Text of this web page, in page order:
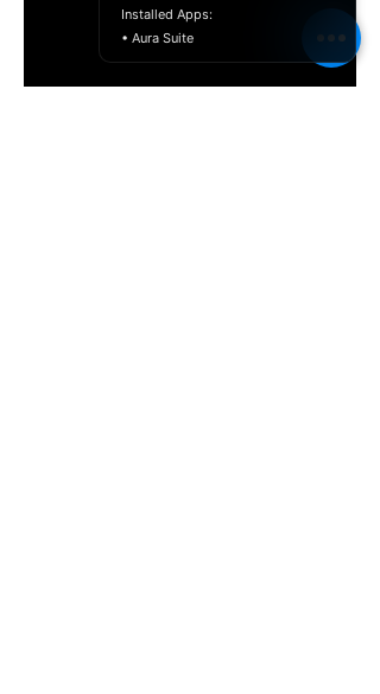
Installed Apps:
• Aura Suite